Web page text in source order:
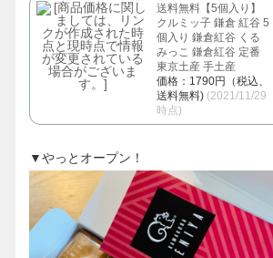
送料無料【5個入り】
クルミッ子 鎌倉 紅谷 5
個入り 鎌倉紅谷 くる
みっこ 鎌倉紅谷 定番
東京土産 手土産
価格：1790円（税込、
送料無料) (2021/11/29
時点)
▼やっとオープン！